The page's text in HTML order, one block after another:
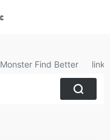
Monster Find Better